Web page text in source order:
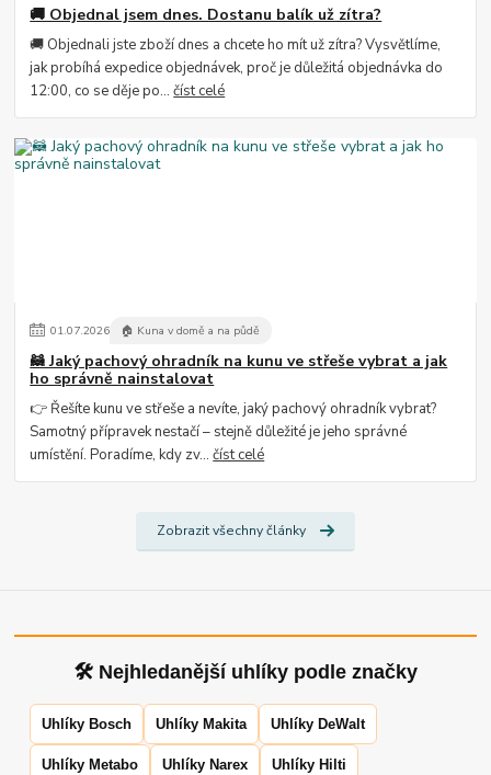
🚚 Objednal jsem dnes. Dostanu balík už zítra?
🚚 Objednali jste zboží dnes a chcete ho mít už zítra? Vysvětlíme,
jak probíhá expedice objednávek, proč je důležitá objednávka do
12:00, co se děje po...číst celé
01.07.2026 🏠 Kuna v domě a na půdě
🦝 Jaký pachový ohradník na kunu ve střeše vybrat a jak
ho správně nainstalovat
👉 Řešíte kunu ve střeše a nevíte, jaký pachový ohradník vybrat?
Samotný přípravek nestačí – stejně důležité je jeho správné
umístění. Poradíme, kdy zv...číst celé
Zobrazit všechny články
🛠 Nejhledanější uhlíky podle značky
Uhlíky Bosch Uhlíky Makita Uhlíky DeWalt
Uhlíky Metabo Uhlíky Narex Uhlíky Hilti